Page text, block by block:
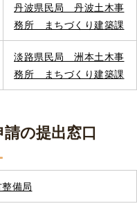
丹波県民局 丹波土木事
務所 まちづくり建築課
淡路県民局 洲本土木事
務所 まちづくり建築課
の提出窓口
備局